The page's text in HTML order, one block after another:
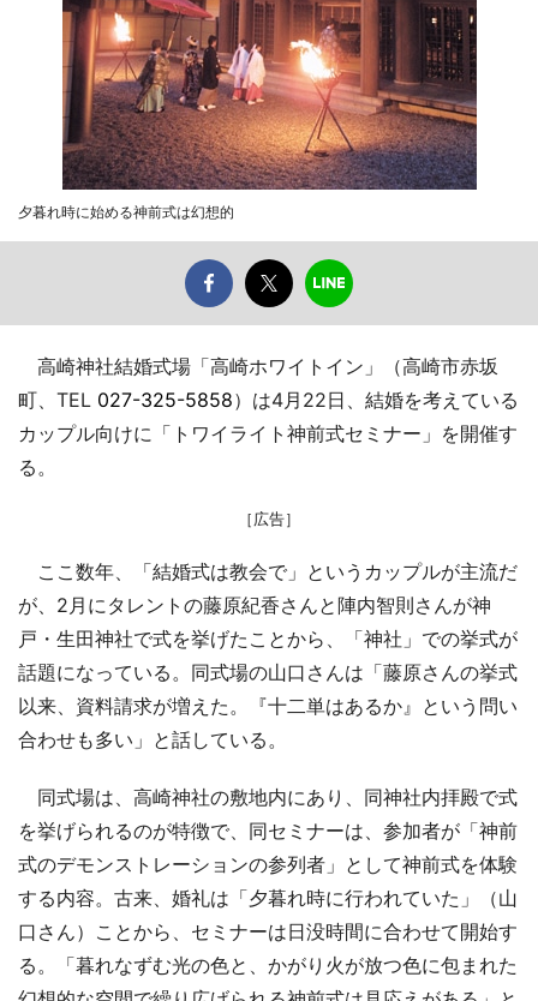
夕暮れ時に始める神前式は幻想的
高崎神社結婚式場「高崎ホワイトイン」（高崎市赤坂
町、TEL 027-325-5858）は4月22日、結婚を考えている
カップル向けに「トワイライト神前式セミナー」を開催す
る。
［広告］
ここ数年、「結婚式は教会で」というカップルが主流だ
が、2月にタレントの藤原紀香さんと陣内智則さんが神
戸・生田神社で式を挙げたことから、「神社」での挙式が
話題になっている。同式場の山口さんは「藤原さんの挙式
以来、資料請求が増えた。『十二単はあるか』という問い
合わせも多い」と話している。
同式場は、高崎神社の敷地内にあり、同神社内拝殿で式
を挙げられるのが特徴で、同セミナーは、参加者が「神前
式のデモンストレーションの参列者」として神前式を体験
する内容。古来、婚礼は「夕暮れ時に行われていた」（山
口さん）ことから、セミナーは日没時間に合わせて開始す
る。「暮れなずむ光の色と、かがり火が放つ色に包まれた